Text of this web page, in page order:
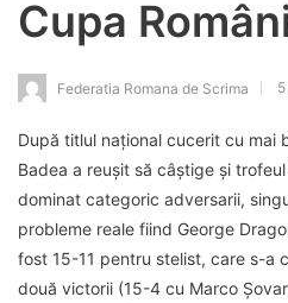
Cupa
Federatia Romana de Scrima
După titlul național cucerit cu mai
Badea a reușit să câștige și
dominat categoric adversarii,
probleme reale fiind George
fost 15-11 pentru stelist, care s-a
două victorii (15-4 cu Marco